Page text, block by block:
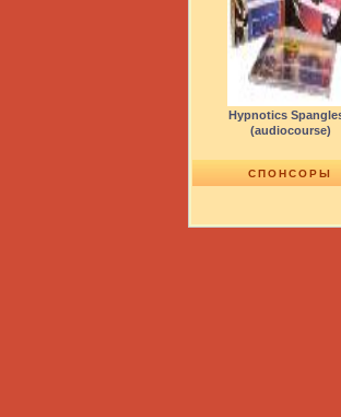
Hypnotics
(audiocourse)
СПОНСОРЫ